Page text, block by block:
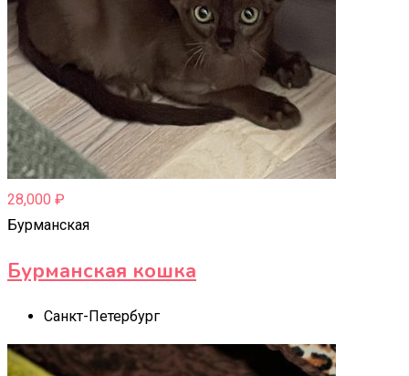
28,000 ₽
Бурманская
Бурманская кошка
Санкт-Петербург